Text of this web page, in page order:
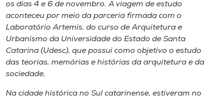
Selecione
o idioma
A+
A-
os dias 4 e 6 de novembro. A viagem de estudo
aconteceu por meio da parceria firmada com o
Laboratório Artemis, do curso de Arquitetura e
Urbanismo da Universidade do Estado de Santa
Catarina (Udesc), que possui como objetivo o estudo
das teorias, memórias e histórias da arquitetura e da
sociedade.
Na cidade histórica no Sul catarinense, estiveram no